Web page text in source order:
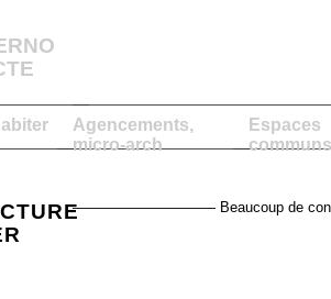
Agencements,
micro-arch
Espaces
—————————— Beaucoup de